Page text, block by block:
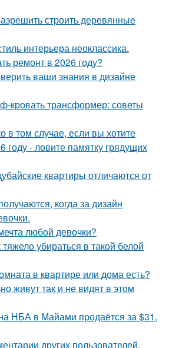
строить деревянные
интерьера неоклассика.
ремонт в 2026 году?
ваши знания в дизайне
кровать трансформер: советы
в том случае, если вы хотите
году - ловите памятку грядущих
квартиры отличаются от
когда за дизайн
любой девочки?
убираться в такой белой
в квартире или дома есть?
живут так и не видят в этом
НБА в Майами продаётся за $31,
других пользователей,